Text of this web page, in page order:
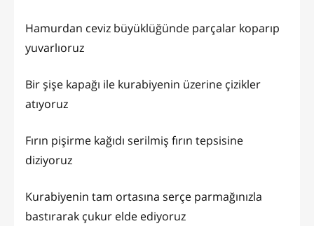
Hamurdan ceviz büyüklüğünde parçalar koparıp
yuvarlıoruz
Bir şişe kapağı ile kurabiyenin üzerine çizikler
atıyoruz
Fırın pişirme kağıdı serilmiş fırın tepsisine
diziyoruz
Kurabiyenin tam ortasına serçe parmağınızla
bastırarak çukur elde ediyoruz